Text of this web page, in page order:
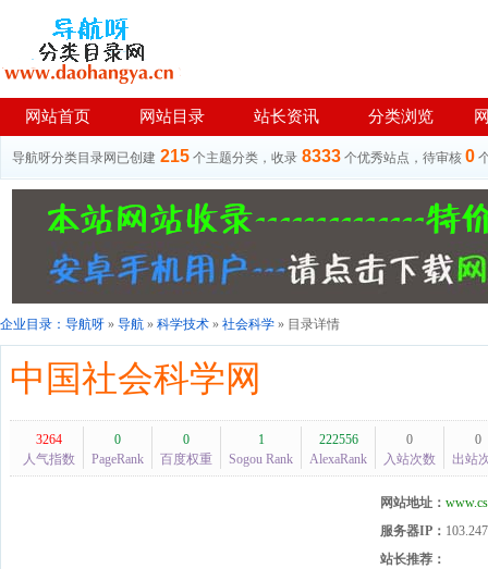
网站首页 网站目录 站长资讯 分类浏览
导航呀分类目录网已创建 215 个主题分类，收录 8333 个优秀站点，待审核 0
企业目录： 导航呀 » 导航 » 科学技术 » 社会科学 » 目录详情
中国社会科学网
3264
人气指数
0
PageRank
0
百度权重
1
Sogou Rank
222556
AlexaRank
0
入站次数
0
出站
网站地址：
服务器IP：
站长推荐：